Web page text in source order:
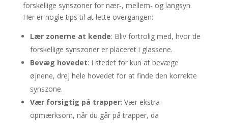
forskellige synszoner for nær-, mellem- og langsyn.
Her er nogle tips til at lette overgangen:
Lær zonerne at kende: Bliv fortrolig med, hvor de
forskellige synszoner er placeret i glassene.
Bevæg hovedet: I stedet for kun at bevæge
øjnene, drej hele hovedet for at finde den korrekte
synszone.
Vær forsigtig på trapper: Vær ekstra
opmærksom, når du går på trapper, da